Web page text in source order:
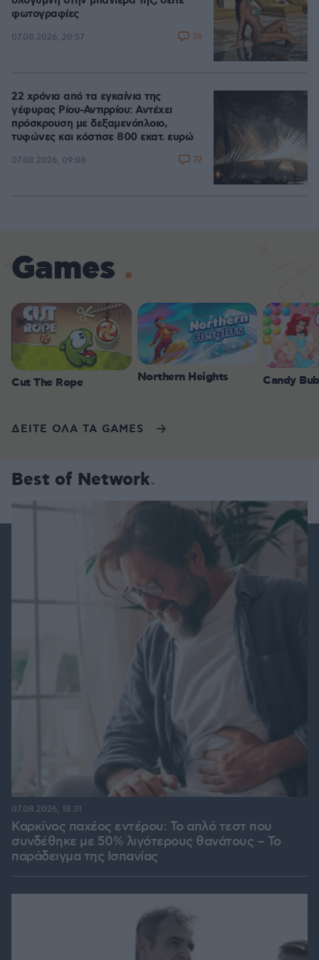
φωτογραφίες
07.08.2026, 20:57 36
22 χρόνια από τα εγκαίνια της
γέφυρας Ρίου-Αντιρρίου: Αντέχει
πρόσκρουση με δεξαμενόπλοιο,
τυφώνες και κόστισε 800 εκατ. ευρώ
07.08.2026, 09:08 72
Games
Cut The Rope Northern Heights Candy
ΔΕΙΤΕ ΟΛΑ ΤΑ GAMES
Best of Network
Καρκίνος παχέος εντέρου: Το απλό τεστ που
συνδέθηκε με 50% λιγότερους θανάτους – Το
παράδειγμα της Ισπανίας
07.08.2026, 18:31